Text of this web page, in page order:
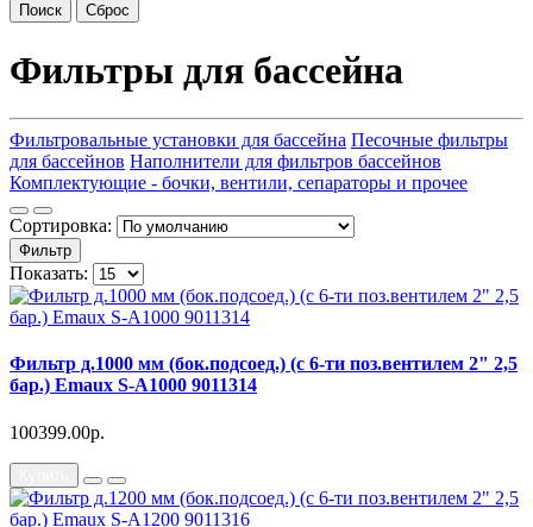
Поиск Сброс
Фильтры для бассейна
Фильтровальные установки для бассейна Песочные фильтры
для бассейнов Наполнители для фильтров бассейнов
Комплектующие - бочки, вентили, сепараторы и прочее
Сортировка:
Фильтр
Показать:
Фильтр д.1000 мм (бок.подсоед.) (с 6-ти поз.вентилем 2" 2,5
бар.) Emaux S-A1000 9011314
100399.00р.